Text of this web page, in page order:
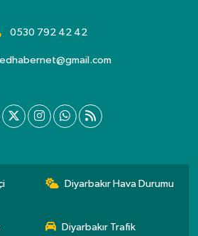
0530 792 42 42
Diyarbakır Hava Durumu
Diyarbakır Trafik